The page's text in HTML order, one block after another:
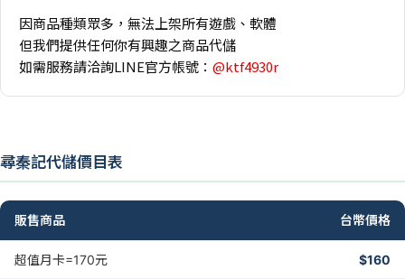
因商品種類眾多，無法上架所有遊戲、軟體
但我們提供任何你有興趣之商品代儲
如需服務請洽詢LINE官方帳號： @ktf4930r
尋秦記代儲價目表
販售商品 台幣價格
超值月卡=170元 $160